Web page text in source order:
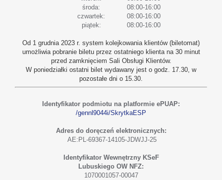
środa:
08:00-16:00
czwartek:
08:00-16:00
piątek:
08:00-16:00
Od 1 grudnia 2023 r. system kolejkowania klientów (biletomat)
umożliwia pobranie biletu przez ostatniego klienta na 30 minut
przed zamknięciem Sali Obsługi Klientów.
W poniedziałki ostatni bilet wydawany jest o godz. 17.30, w
pozostałe dni o 15.30.
Identyfikator podmiotu na platformie ePUAP:
/gennl9044i/SkrytkaESP
Adres do doręczeń elektronicznych:
AE:PL-69367-14105-JDWJJ-25
Identyfikator Wewnętrzny KSeF
Lubuskiego OW NFZ:
1070001057-00047